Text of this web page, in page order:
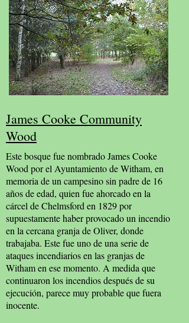
James Cooke Community
Wood
Este bosque fue nombrado James Cooke
Wood por el Ayuntamiento de Witham, en
memoria de un campesino sin padre de 16
años de edad, quien fue ahorcado en la
cárcel de Chelmsford en 1829 por
supuestamente haber provocado un incendio
en la cercana granja de Oliver, donde
trabajaba. Este fue uno de una serie de
ataques incendiarios en las granjas de
Witham en ese momento. A medida que
continuaron los incendios después de su
ejecución, parece muy probable que fuera
inocente.